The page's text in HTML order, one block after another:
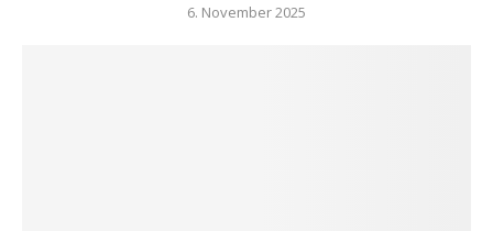
6. November 2025